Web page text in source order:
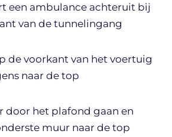
een ambulance achteruit bij
van de tunnelingang
de voorkant van het voertuig
naar de top
door het plafond gaan en
muur naar de top